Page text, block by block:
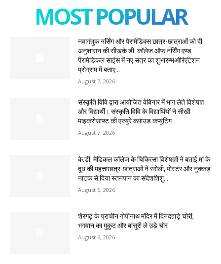
MOST POPULAR
नवागंतुक नर्सिंग और पैरामेडिक्स छात्र-छात्राओं को दी
अनुशासन की सीखके.डी. कॉलेज ऑफ नर्सिंग एण्ड
पैरामेडिकल साइंस में नए सत्र का शुभारम्भओरिएंटेशन
प्रोग्राम में बताए...
August 7, 2026
संस्कृति विवि द्वारा आयोजित वेबिनार में भाग लेते विशेषज्ञ
और विद्यार्थी। संस्कृति विवि के विद्यार्थियों ने सीखी
माइक्रोसाफ्ट की एज्युरे क्लाउड कंप्युटिंग
August 7, 2026
के.डी. मेडिकल कॉलेज के चिकित्सा विशेषज्ञों ने बताई मां के
दूध की महत्ताछात्र-छात्राओं ने रंगोली, पोस्टर और नुक्कड़
नाटक से दिया स्तनपान का संदेशशिशु...
August 6, 2026
शेरगढ़ के प्राचीन गोपीनाथ मंदिर में दिनदहाड़े चोरी,
भगवान का मुकुट और बांसुरी ले उड़े चोर
August 6, 2026